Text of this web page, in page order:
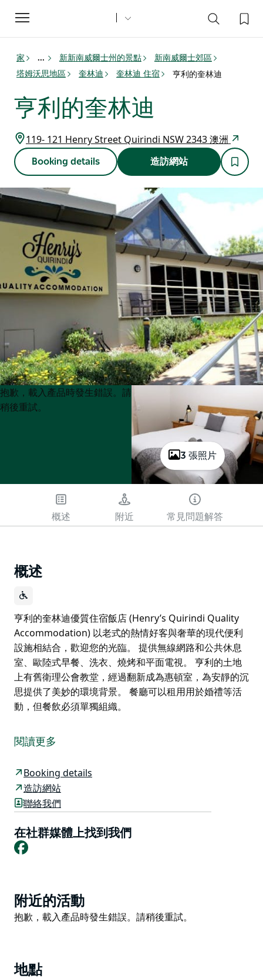
Toggle
navigation
家 ... 新新南威爾士州的景點
新南威爾士郊區
塔姆沃思地區
奎林迪 奎林迪 住宿 亨利的奎林迪
亨利的奎林迪
119- 121 Henry Street Quirindi NSW 2343 澳洲
Booking details 造訪網站
3 張照片
Product
List
Product
List
抱歉，載入產品時發生錯誤。請
稍後重試。
概述 附近 常見問題解答
概述
亨利的奎林迪優質住宿飯店 (Henry’s Quirindi Quality
Accommodation) 以老式的熱情好客與奢華的現代便利
設施相結合，歡迎您的光臨。 提供無線網路和公共休息
室、歐陸式早餐、洗衣、燒烤和平面電視。 亨利的土地
上有舊衛理公會教堂，經過翻新成為惠頓室，為安靜的沉
思提供了美妙的環境背景。 餐廳可以租用用於婚禮等活
動，但餐飲必須單獨組織。
Accommodation) 以老式的熱情好客與奢華的現代便利
設施相結合，歡迎您的光臨。
提供無線網路和公共休息室、歐陸式早餐、洗衣、燒烤和
平面電視。
亨利的土地上有舊衛理公會教堂，經過翻新成為惠頓室，
餐廳可以租用用於婚禮等活動，但餐飲必須單獨組織。
閱讀更多
Booking details
造訪網站
聯絡我們
在社群媒體上找到我們
Facebook
Product
List
附近的活動
Product
抱歉，載入產品時發生錯誤。請稍後重試。
地點